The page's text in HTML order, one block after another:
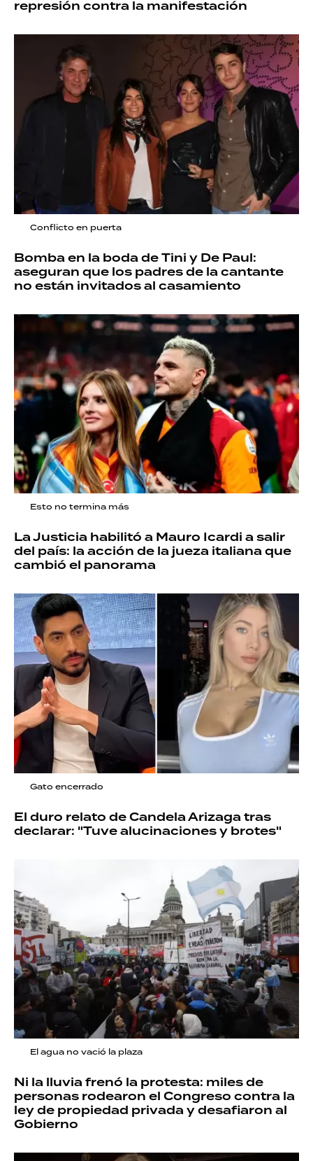
represión contra la manifestación
Conflicto en puerta
Bomba en la boda de Tini y De Paul:
aseguran que los padres de la cantante
no están invitados al casamiento
Esto no termina más
La Justicia habilitó a Mauro Icardi a salir
del país: la acción de la jueza italiana que
cambió el panorama
Gato encerrado
El duro relato de Candela Arizaga tras
declarar: "Tuve alucinaciones y brotes"
El agua no vació la plaza
Ni la lluvia frenó la protesta: miles de
personas rodearon el Congreso contra la
ley de propiedad privada y desafiaron al
Gobierno